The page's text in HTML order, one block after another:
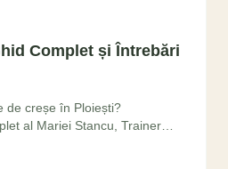
Complet și Întrebări
de creșe în Ploiești?
al Mariei Stancu, Trainer